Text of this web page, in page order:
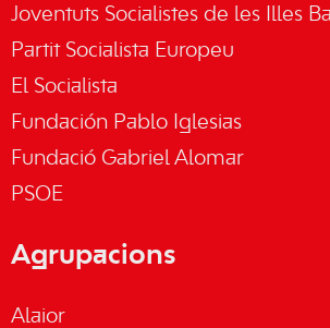
Joventuts Socialistes de les Illes
Partit Socialista Europeu
El Socialista
Fundación Pablo Iglesias
Fundació Gabriel Alomar
PSOE
Agrupacions
Alaior